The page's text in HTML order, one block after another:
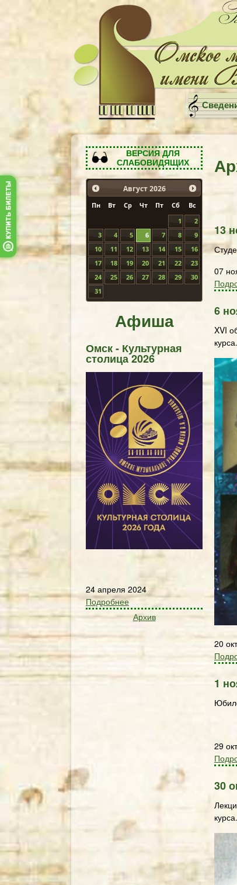
ВЕРСИЯ ДЛЯ
СЛАБОВИДЯЩИХ
Август 2026
Пн Вт Ср Чт Пт Сб
Вс
1
2
3
4 5 6 7 8
9
10
11 12 13 14 15
16
17
18 19 20 21 22
23
24
25 26 27 28 29
30
31
Афиша
Омск - Культурная
столица 2026
24 апреля 2024
Подробнее
Архив
13
07
6
XVI
20
1
29
30
курса.